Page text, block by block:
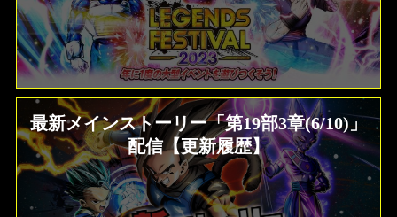
最新メインストーリー「第19部3章(6/10)」
配信【更新履歴】